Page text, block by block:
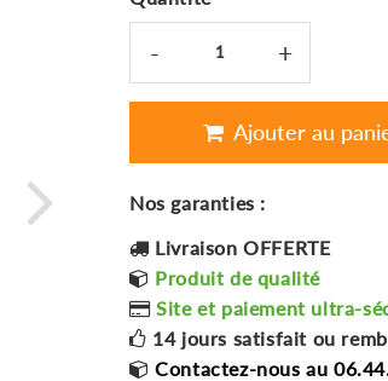
- +
Ajouter au
Nos garanties :
Livraison OFFERTE
Produit de qualité
Site et paiement ultra-
14 jours satisfait ou
Contactez-nous au